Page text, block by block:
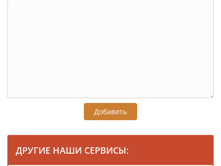
Добавить
ДРУГИЕ НАШИ СЕРВИСЫ: